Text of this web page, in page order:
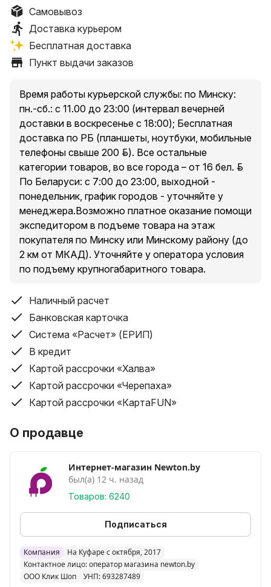
банковской картой.
Условия самовывоза: стоимость – бесплатно.
Пункты выдачи заказов:
1. Минск, пр. Независимости, 185, оф. 36
«S-UNION»
3. Минск, ул. Притыцкого, 23А, ТЦ «Орбита Молл», 2
этаж
4. Минск, ул. Денисовская, 37, в торце здания
5. Минск, ул. Куйбышева, 44, помещение 2-Н
* есть ограничения по категории доставляемых
товаров в пункты выдачи, подробнее уточняйте у
менеджера при оформлении заказа.
Условия доставки курьером по Минску и Минскому
району (до 2 км от МКАД за исключением п. Сокол и
Аэропорт-Минск ):
бесплатно.
Доставка товаров стоимостью до 200 руб. – от 10
рублей.
Доставка товара производится бесплатно до
подъезда (до забора в частном доме) покупателя.
Условия доставки курьером по Беларуси (кроме
Минска и Минского района):
мобильные телефоны свыше 200 руб.). Все остальные
необходимо индивидуально уточнять у оператора).
Доставка товара по регионам производится до
подъезда или до забора в частном доме.
Срок доставки по Беларуси составляет от 1-ого дня
до 5-ти дней со дня принятия заказа; в некоторых
случаях срок доставки может быть увеличен по
согласованию с покупателем.
Самовывоз
Доставка курьером
Бесплатная доставка
Пункт выдачи заказов
Время работы курьерской службы: по Минску:
пн.-сб.: с 11.00 до 23:00 (интервал вечерней
доставки в воскресенье с 18:00); Бесплатная
доставка по РБ (планшеты, ноутбуки, мобильные
телефоны свыше 200 руб.). Все остальные
категории товаров, во все города – от 16 бел. руб.
По Беларуси: с 7:00 до 23:00, выходной -
понедельник, график городов - уточняйте у
менеджера.Возможно платное оказание помощи
экспедитором в подъеме товара на этаж
покупателя по Минску или Минскому району (до
2 км от МКАД). Уточняйте у оператора условия
по подъему крупногабаритного товара.
Наличный расчет
Банковская карточка
Система «Расчет» (ЕРИП)
В кредит
Картой рассрочки «Халва»
Картой рассрочки «Черепаха»
Картой рассрочки «КартаFUN»
О продавце
Интернет-магазин Newton.by
был(а) 12 ч. назад
Товаров: 6240
Подписаться
Компания
На Куфаре с октября, 2017
Контактное лицо: оператор магазина newton.by
ООО Клик Шоп
УНП: 693287489